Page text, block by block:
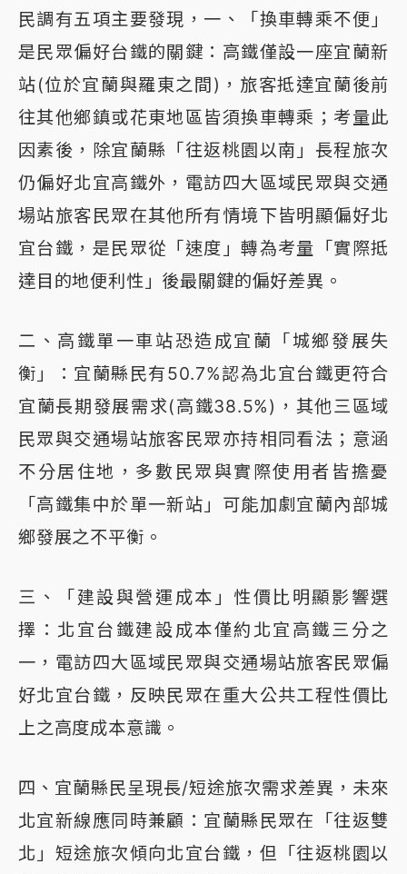
民調有五項主要發現，一、「換車轉乘不便」
是民眾偏好台鐵的關鍵：高鐵僅設一座宜蘭新
站(位於宜蘭與羅東之間)，旅客抵達宜蘭後前
往其他鄉鎮或花東地區皆須換車轉乘；考量此
因素後，除宜蘭縣「往返桃園以南」長程旅次
仍偏好北宜高鐵外，電訪四大區域民眾與交通
場站旅客民眾在其他所有情境下皆明顯偏好北
宜台鐵，是民眾從「速度」轉為考量「實際抵
達目的地便利性」後最關鍵的偏好差異。
二、高鐵單一車站恐造成宜蘭「城鄉發展失
衡」：宜蘭縣民有50.7%認為北宜台鐵更符合
宜蘭長期發展需求(高鐵38.5%)，其他三區域
民眾與交通場站旅客民眾亦持相同看法；意涵
不分居住地，多數民眾與實際使用者皆擔憂
「高鐵集中於單一新站」可能加劇宜蘭內部城
鄉發展之不平衡。
三、「建設與營運成本」性價比明顯影響選
擇：北宜台鐵建設成本僅約北宜高鐵三分之
一，電訪四大區域民眾與交通場站旅客民眾偏
好北宜台鐵，反映民眾在重大公共工程性價比
上之高度成本意識。
四、宜蘭縣民呈現長/短途旅次需求差異，未來
北宜新線應同時兼顧：宜蘭縣民眾在「往返雙
北」短途旅次傾向北宜台鐵，但「往返桃園以